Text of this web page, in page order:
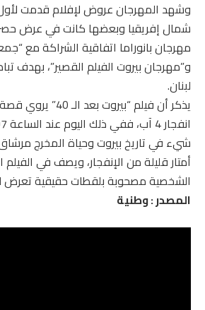
وشهد المهرجان عروض لإفلام قدمت
شمال إفريقيا وبعضها كانت في عرض
مهرجان بانوراما اتفاقية الشراكة مع
و”مهرجان بيروت الفيلم القصير”، بهدف
لبنان.
يذكر أن فيلم “بيروت
شيء في تاريخ بيروت وحياة المخرج
أمتار قليلة من الإنفجار، ويصف في الفيلم
الشخصية مصحوبة بلقطات حقيقية تعرض
المصدر : وطنية